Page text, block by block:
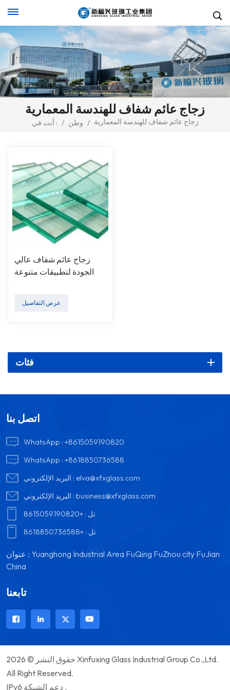
زجاج عائم شفاف للهندسة المعمارية
أنت في : / وطن / زجاج عائم شفاف للهندسة المعمارية
زجاج عائم شفاف عالي
الجودة لتطبيقات متنوعة
عرض التفاصيل
فئات
اتصل بنا
WhatsApp :+8615059190820
WhatsApp :+8618850736588
البريد الإلكتروني : elva@xfxglass.com
البريد الإلكتروني :business@xfxglass.com
تل : +8615059190820
تل : +8618850736588
عنوان : Yuanghong Industrial Area FuQing FuZhou city FuJian
China
تابعنا
حقوق النشر © 2026 Xinfuxing Glass Industrial Group Co.,Ltd.
All Right Reserved.
IPv6 دعم الشبكة .